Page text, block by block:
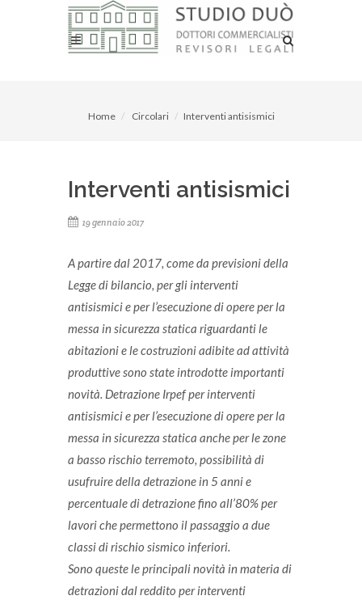
Home Circolari Interventi antisismici
Interventi antisismici
19 gennaio 2017
A partire dal 2017, come da previsioni della
Legge di bilancio, per gli interventi
antisismici e per l’esecuzione di opere per la
messa in sicurezza statica riguardanti le
abitazioni e le costruzioni adibite ad attività
produttive sono state introdotte importanti
novità. Detrazione Irpefper interventi
antisismici e per l’esecuzione di opere per la
messa in sicurezza statica anche per le zone
a basso rischio terremoto, possibilità di
usufruire della detrazione in 5 anni e
percentuale di detrazione fino all’80% per
lavori che permettono il passaggio a due
classi di rischio sismico inferiori.
Sono queste le principali novità in materia di
detrazioni dal reddito per interventi